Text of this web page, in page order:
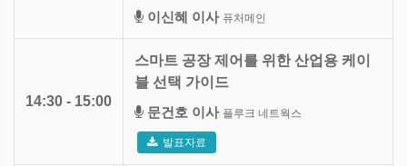
이신혜 이사 퓨처메인
14:30 - 15:00
스마트 공장 제어를 위한 산업용 케이
블 선택 가이드
문건호 이사 플루크 네트웍스
발표자료